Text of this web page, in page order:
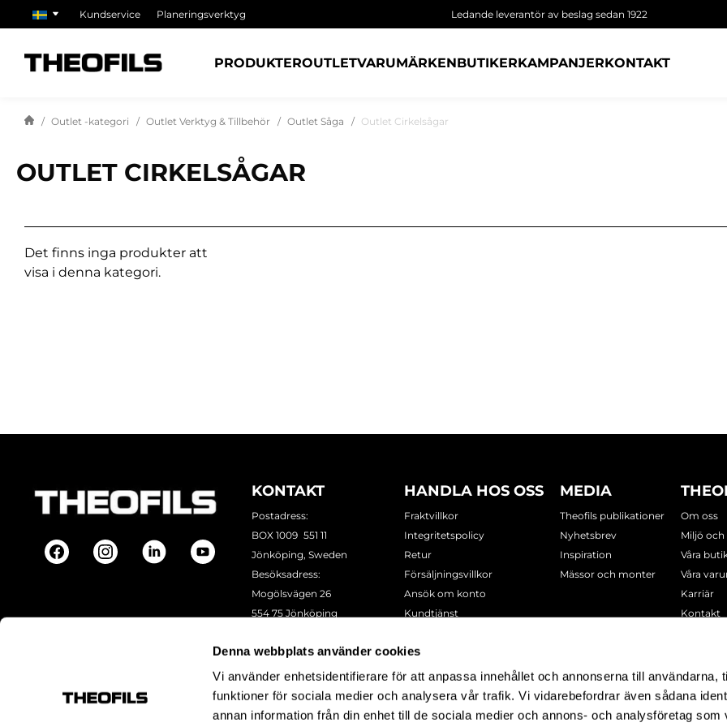
Denna webbplats använder cookies
Vi använder enhetsidentifierare för att anpassa innehållet och annonserna till användarna,
funktioner för sociala medier och analysera vår trafik. Vi vidarebefordrar även sådana
annan information från din enhet till de sociala medier och annons- och analysföretag som
Kundservice Planeringsverktyg Ledande leverantör av beslag sedan 1922
PRODUKTEROUTLETVARUMÄRKENBUTIKERKAMPANJERKONTAKT
Outlet -kategori Outlet Verktyg & Tillbehör Outlet Såga Outlet Cirkelsågar
OUTLET CIRKELSÅGAR
Det finns inga produkter att
visa i denna kategori.
KONTAKT
Postadress:
BOX 1009 551 11
Jönköping, Sweden
Besöksadress:
Mogölsvägen 26
554 75 Jönköping
Epost:info@theofils.se
Org. nr 556154-8925
Bankgironummer 835-7378
HANDLA HOS OSS
Fraktvillkor
Integritetspolicy
Retur
Försäljningsvillkor
Ansök om konto
Kundtjänst
MEDIA
Theofils publikationer
Nyhetsbrev
Inspiration
Mässor och monter
Om oss
Miljö
Våra
Våra
Karriär
Kontakt